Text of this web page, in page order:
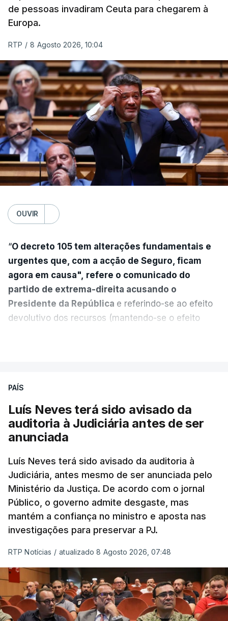
de pessoas invadiram Ceuta para chegarem à
Europa.
RTP / 8 Agosto 2026, 10:04
OUVIR
“O decreto 105 tem alterações fundamentais e
urgentes que, com a acção de Seguro, ficam
agora em causa", refere o comunicado do
partido de extrema-direita acusando o
Presidente da República e referindo-se ao efeito
devolutivo dos recursos (mantendo-se o efeito
quanto à possibilidade de expulsar do país
cidadãos adultos em situação ilegal, se
tiverem filhos menores.
prazo de 60 dias, os imigrantes terão que ser
libertados,ainda que os seus pedidos de asilo
tenham sido rejeitados pelas autoridades
competentes”, referem.
“Isto é de uma enorme irresponsabilidade
poderem entrar e residir legalmente em Portugal”,
acrescenta, concluindo que“são exactamente
este tipo de actos políticos irresponsáveis que
produzem o designado efeito de chamada, ou
PAÍS
Luís Neves terá sido avisado da
auditoria à Judiciária antes de ser
anunciada
Luís Neves terá sido avisado da auditoria à
Judiciária, antes mesmo de ser anunciada pelo
Ministério da Justiça. De acordo com o jornal
Público, o governo admite desgaste, mas
mantém a confiança no ministro e aposta nas
investigações para preservar a PJ.
RTP Notícias / atualizado 8 Agosto 2026, 07:48